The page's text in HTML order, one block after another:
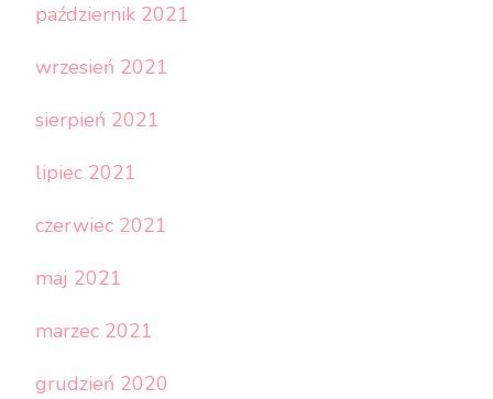
październik 2021
wrzesień 2021
sierpień 2021
lipiec 2021
czerwiec 2021
maj 2021
marzec 2021
grudzień 2020